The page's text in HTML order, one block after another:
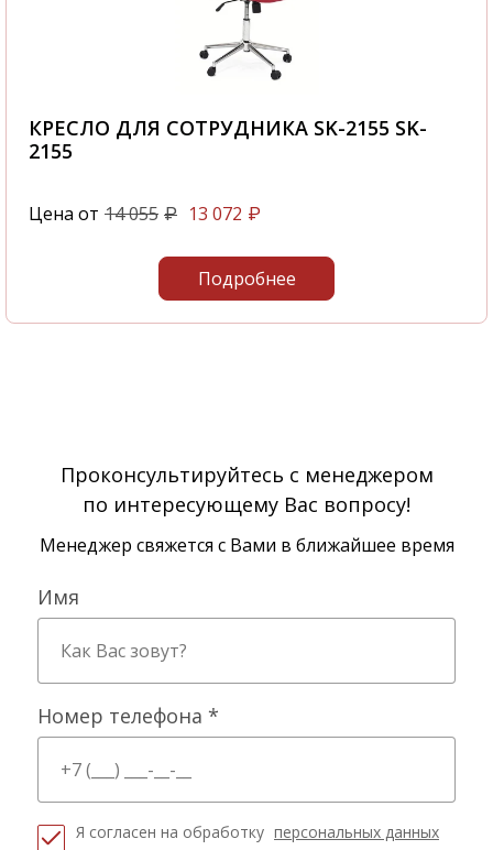
КРЕСЛО ДЛЯ СОТРУДНИКА SK-2155 SK-
2155
Цена от 14 055 ₽ 13 072 ₽
Подробнее
Проконсультируйтесь с менеджером
по интересующему Вас вопросу!
Менеджер свяжется с Вами в ближайшее время
Имя
Номер телефона *
Я согласен на обработку персональных данных